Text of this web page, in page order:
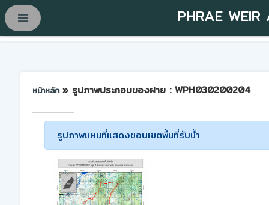
PHRAE WEIR
หน้าหลัก » รูปภาพประกอบของฝาย : WPH030200204
รูปภาพแผนที่แสดงขอบเขตพื้นที่รับน้ำ